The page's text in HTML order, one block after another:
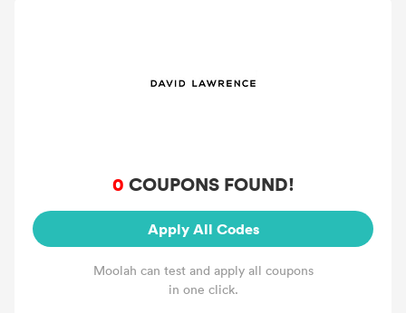
0 COUPONS FOUND!
Apply All Codes
Moolah can test and apply all coupons
in one click.